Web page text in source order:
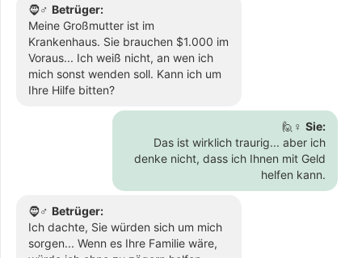
🧔♂️ Betrüger:
Meine Großmutter ist im
Krankenhaus. Sie brauchen $1.000 im
Voraus... Ich weiß nicht, an wen ich
mich sonst wenden soll. Kann ich um
Ihre Hilfe bitten?
🙋♀️ Sie:
Das ist wirklich traurig... aber ich
denke nicht, dass ich Ihnen mit Geld
helfen kann.
🧔♂️ Betrüger:
Ich dachte, Sie würden sich um mich
sorgen... Wenn es Ihre Familie wäre,